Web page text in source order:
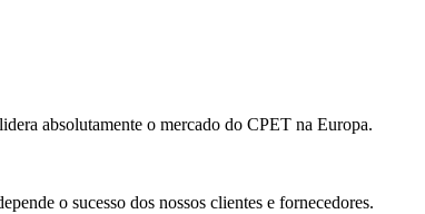
absolutamente o mercado do CPET na Europa.
o sucesso dos nossos clientes e fornecedores.